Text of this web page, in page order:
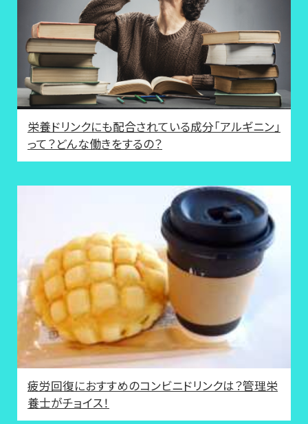
栄養ドリンクにも配合されている成分「アルギニン」
って？どんな働きをするの？
疲労回復におすすめのコンビニドリンクは？管理栄
養士がチョイス！